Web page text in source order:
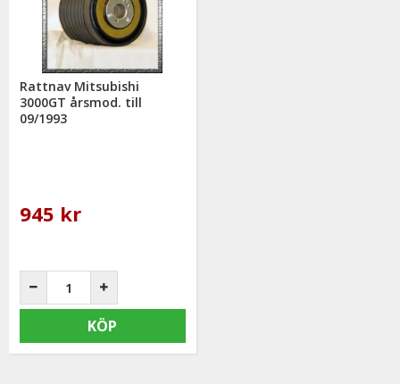
mail: info@mrtuning.se
Rattnav Mitsubishi
3000GT årsmod. till
09/1993
945 kr
KÖP